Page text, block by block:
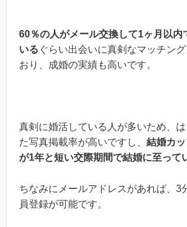
60％の人がメール交換して1ヶ月以内
いる ぐらい出会いに真剣なマッチン
おり、成婚の実績も高いです。
真剣に婚活している人が多いため、
た写真掲載率が高いですし、 結婚カ
が1年と短い交際期間で結婚に至って
ちなみにメールアドレスがあれば、3
員登録が可能です。